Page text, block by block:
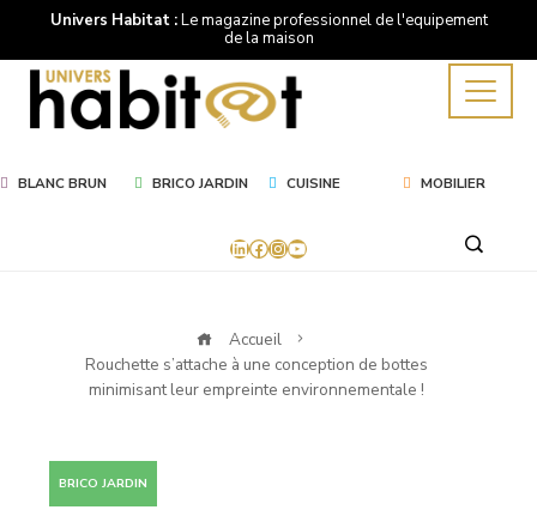
Univers Habitat :Le magazine professionnel de l'equipement
de la maison
BLANC BRUN BRICO JARDIN CUISINE MOBILIER
LinkedIn
Facebook
Instagram
YouTube
Accueil
Rouchette s’attache à une conception de bottes
minimisant leur empreinte environnementale !
BRICO JARDIN